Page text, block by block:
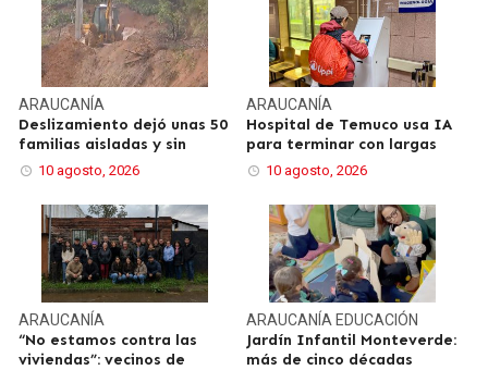
ARAUCANÍA
Deslizamiento dejó unas 50
familias aisladas y sin
10 agosto, 2026
ARAUCANÍA
Hospital de Temuco usa IA
para terminar con largas
10 agosto, 2026
ARAUCANÍA
“No estamos contra las
viviendas”: vecinos de
ARAUCANÍA EDUCACIÓN
Jardín Infantil Monteverde:
más de cinco décadas